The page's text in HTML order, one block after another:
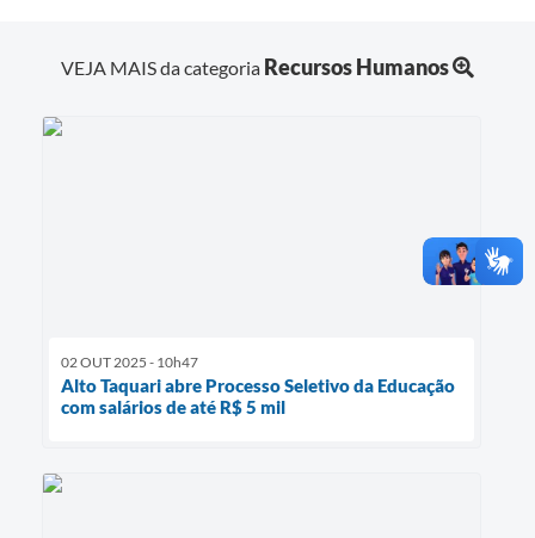
VEJA MAIS da categoria Recursos Humanos
02 OUT 2025 - 10h47
Alto Taquari abre Processo Seletivo da Educação
com salários de até R$ 5 mil